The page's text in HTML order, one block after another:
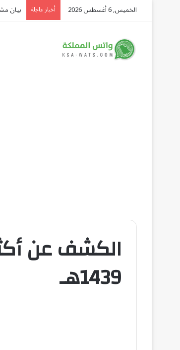
الخميس, 6 أغسطس 2026 أخبار عاجلة بيان مشترك لـ8 دول: الانتهاكات الإسرائيلية
الكشف عن
1439هـ